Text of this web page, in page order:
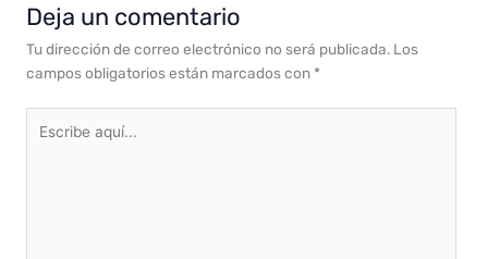
Deja un comentario
Tu dirección de correo electrónico no será publicada. Los
campos obligatorios están marcados con *
aquí...